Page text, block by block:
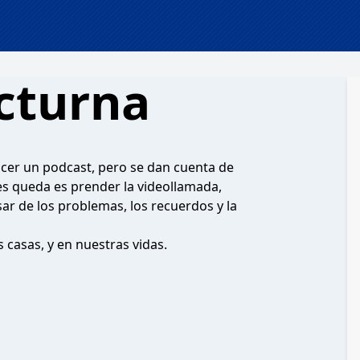
un podcast, pero se dan cuenta de
queda es prender la videollamada,
de los problemas, los recuerdos y la
y en nuestras vidas.